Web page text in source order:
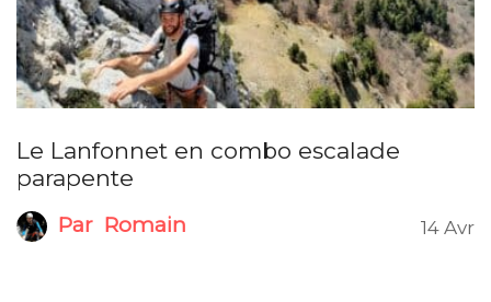
Le Lanfonnet en combo escalade
parapente
Par Romain 14 Avr